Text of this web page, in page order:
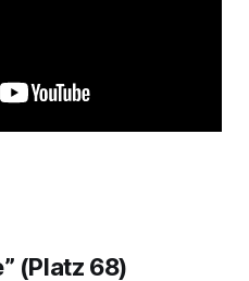
(Platz 68)